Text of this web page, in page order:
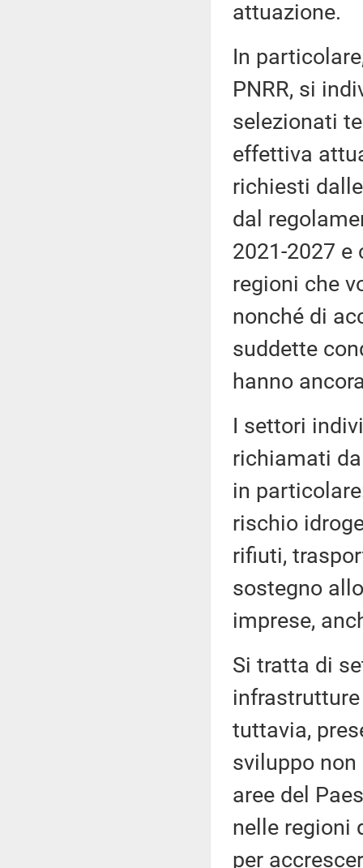
attuazione.
In
PNRR, si
selezionati
effettiva
richiesti
dal
2021-2027 e
regioni che
nonché di
suddette
hanno
I settori
richiamati
in
rischio
rifiuti,
sostegno
imprese,
Si tratta di
tuttavia,
sviluppo
aree del
nelle regioni
per